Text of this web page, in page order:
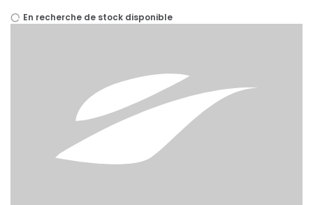
En recherche de stock disponible